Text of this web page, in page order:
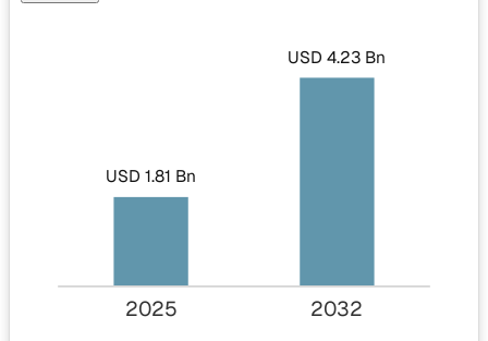
USD 1.81 Bn
USD 4.23 Bn
2025 2032